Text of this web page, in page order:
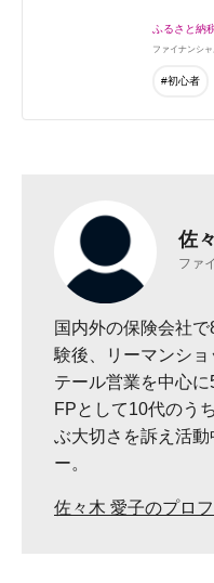
ふるさと納
ファイナンシ
#初心者
佐
ファ
国内外の保険会社
験後、リーマンシ
テール営業を中心に
FPとして10代のう
ぶ大切さを訴え活
ー。
佐々木 愛子のプロ